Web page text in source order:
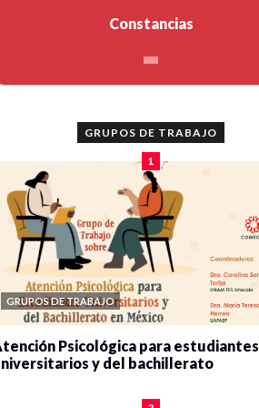
Constancias
GRUPOS DE TRABAJO
1
GRUPOS DE TRABAJO
Psicológica para estudiantes
y del bachillerato